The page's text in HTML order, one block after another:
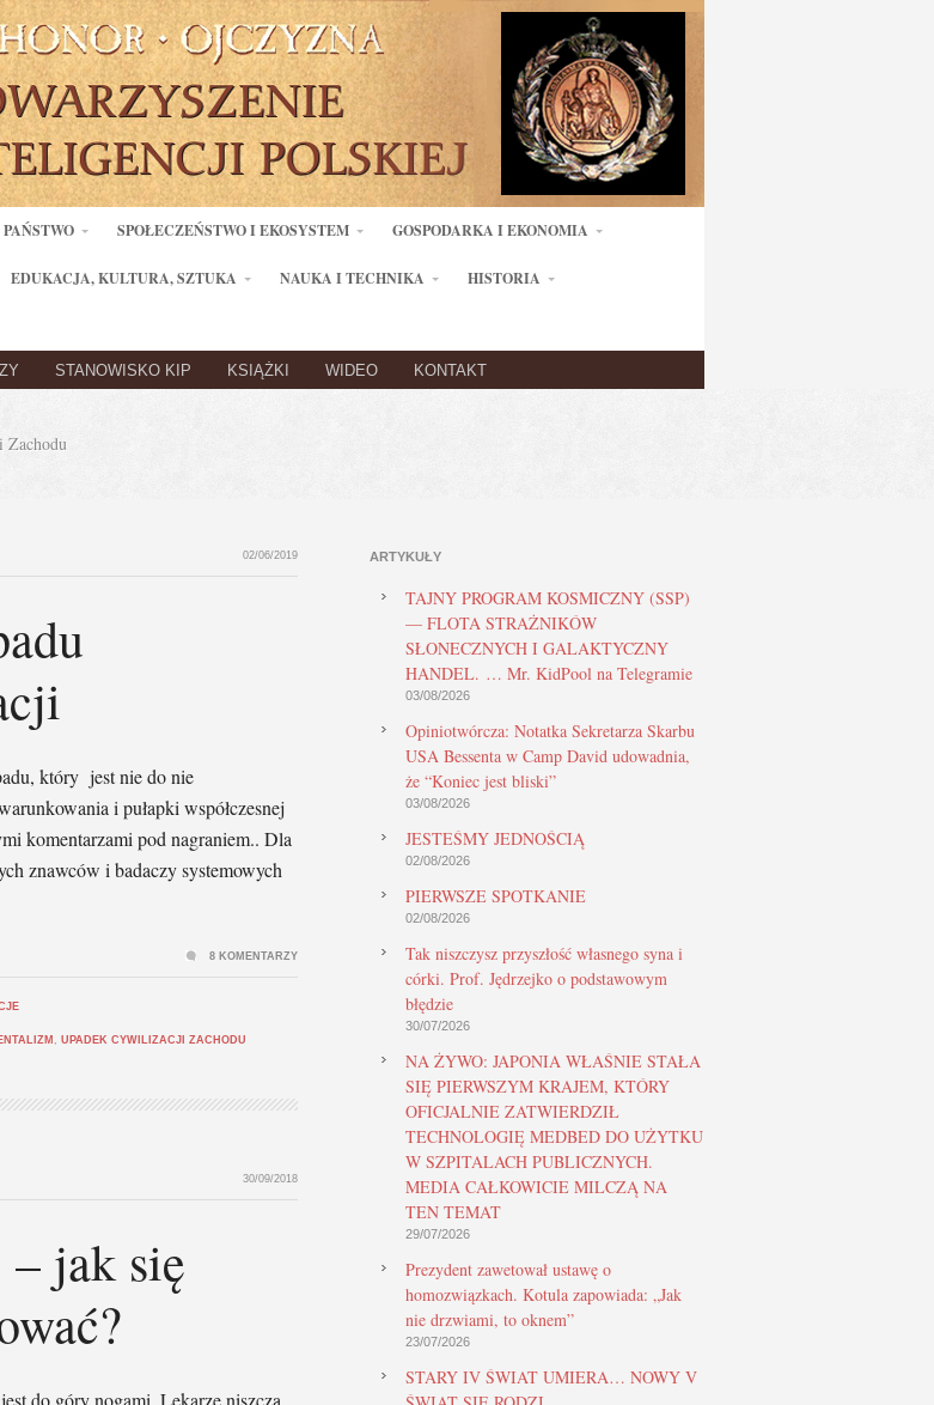
SPOŁECZEŃSTWO I EKOSYSTEM GOSPODARKA I EKONOMIA
EDUKACJA, KULTURA, SZTUKA NAUKA I TECHNIKA HISTORIA
STANOWISKO KIP KSIĄŻKI WIDEO KONTAKT
Zachodu
02/06/2019
który jest nie do nie
i pułapki współczesnej
komentarzami pod nagraniem.. Dla
znawców i badaczy systemowych
, UPADEK CYWILIZACJI ZACHODU
8 KOMENTARZY
30/09/2018
jak się
do góry nogami. Lekarze niszczą
ARTYKUŁY
TAJNY PROGRAM KOSMICZNY (SSP)
— FLOTA STRAŻNIKÓW
SŁONECZNYCH I GALAKTYCZNY
HANDEL. … Mr. KidPool na Telegramie
03/08/2026
Opiniotwórcza: Notatka Sekretarza Skarbu
USA Bessenta w Camp David udowadnia,
że “Koniec jest bliski”
03/08/2026
JESTEŚMY JEDNOŚCIĄ
02/08/2026
PIERWSZE SPOTKANIE
02/08/2026
Tak niszczysz przyszłość własnego syna i
córki. Prof. Jędrzejko o podstawowym
błędzie
30/07/2026
NA ŻYWO: JAPONIA WŁAŚNIE STAŁA
SIĘ PIERWSZYM KRAJEM, KTÓRY
OFICJALNIE ZATWIERDZIŁ
TECHNOLOGIĘ MEDBED DO UŻYTKU
W SZPITALACH PUBLICZNYCH.
MEDIA CAŁKOWICIE MILCZĄ NA
TEN TEMAT
29/07/2026
Prezydent zawetował ustawę o
homozwiązkach. Kotula zapowiada: „Jak
nie drzwiami, to oknem”
23/07/2026
STARY IV ŚWIAT UMIERA… NOWY V